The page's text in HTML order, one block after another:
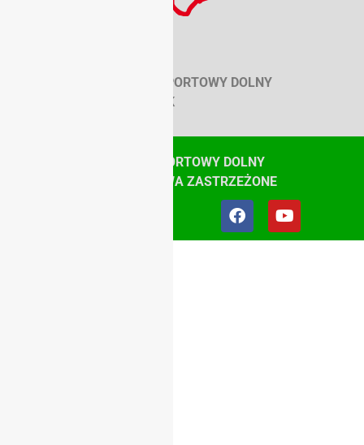
SZKOLNY ZWIĄZEK SPORTOWY DOLNY
ŚLĄSK
© SZKOLNY ZWIĄZEK SPORTOWY DOLNY
ŚLĄSK, WSZYSTKIE PRAWA ZASTRZEŻONE